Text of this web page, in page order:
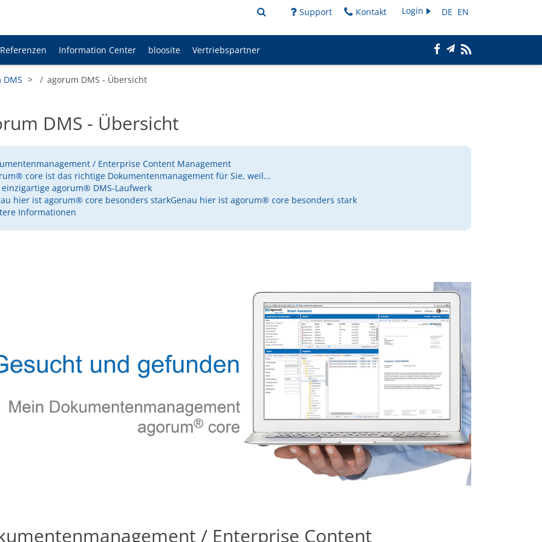
DE EN
Login
Support Kontakt
Referenzen Information Center bloosite Vertriebspartner
agorum DMS - Übersicht
DMS - Übersicht
/ Enterprise Content Management
core ist das richtige Dokumentenmanagement für Sie, weil...
einzigartige agorum® DMS-Laufwerk
hier ist agorum® core besonders starkGenau hier ist agorum® core besonders stark
Informationen
/ Enterprise Content